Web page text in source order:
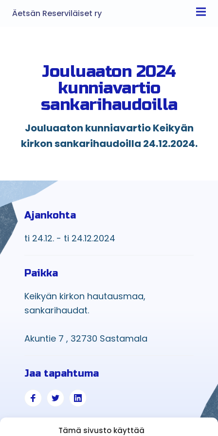
Tämä sivusto käyttää
Äetsän Reserviläiset ry
Jouluaaton 2024
kunniavartio
sankarihaudoilla
Jouluaaton kunniavartio Keikyän
kirkon sankarihaudoilla 24.12.2024.
Ajankohta
ti 24.12. - ti 24.12.2024
Paikka
Keikyän kirkon hautausmaa,
sankarihaudat.
Akuntie 7 , 32730 Sastamala
Jaa tapahtuma